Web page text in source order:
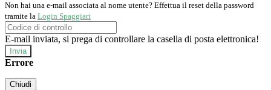
Non hai una e-mail associata al nome utente? Effettua il reset della password
tramite la Login Spaggiari
E-mail inviata, si prega di controllare la casella di posta elettronica!
Errore
Chiudi